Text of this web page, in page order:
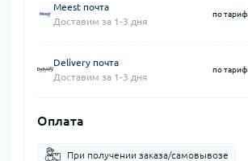
Meest почта
Доставим за 1-3 дня
по
Delivery почта
Доставим за 1-3 дня
по
Оплата
При получении заказа/самовывозе